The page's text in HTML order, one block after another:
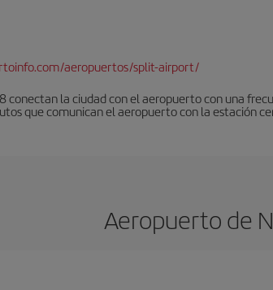
aeropuertos/split-airport/
conectan la ciudad con el aeropuerto con una
que comunican el aeropuerto con la estación
Aeropuerto de